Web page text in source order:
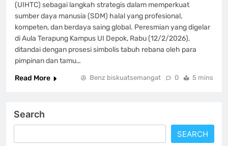
(UIHTC) sebagai langkah strategis dalam memperkuat
sumber daya manusia (SDM) halal yang profesional,
kompeten, dan berdaya saing global. Peresmian yang digelar
di Aula Terapung Kampus UI Depok, Rabu (12/2/2026),
ditandai dengan prosesi simbolis tabuh rebana oleh para
pimpinan dan tamu…
Read More
Benz biskuatsemangat 0 5 mins
Search
SEARCH